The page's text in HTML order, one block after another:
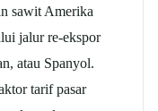
sawit Amerika
jalur re-ekspor
atau Spanyol.
tarif pasar